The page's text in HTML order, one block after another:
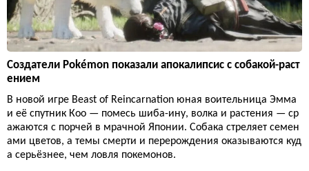
Создатели Pokémon показали апокалипсис с собакой-раст
ением
В новой игре Beast of Reincarnation юная воительница Эмма
и её спутник Кoo — помесь шиба-ину, волка и растения — ср
ажаются с порчей в мрачной Японии. Собака стреляет семен
ами цветов, а темы смерти и перерождения оказываются куд
а серьёзнее, чем ловля покемонов.